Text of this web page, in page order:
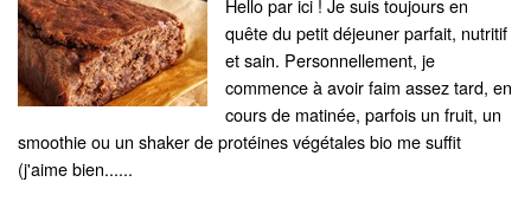
Hello par ici ! Je suis toujours en
quête du petit déjeuner parfait, nutritif
et sain. Personnellement, je
commence à avoir faim assez tard, en
cours de matinée, parfois un fruit, un
smoothie ou un shaker de protéines végétales bio me suffit
(j'aime bien......